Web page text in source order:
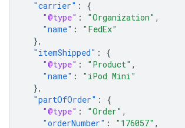
"carrier" :
{
"@type" : "Organization" ,
"name" :
"FedEx"
},
"itemShipped" :
{
"@type" : "Product" ,
"name" :
"iPod Mini"
},
"partOfOrder" :
{
"@type" : "Order" ,
"orderNumber" : "176057" ,